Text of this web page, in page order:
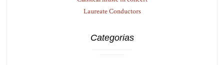
Laureate Conductors
Categorias